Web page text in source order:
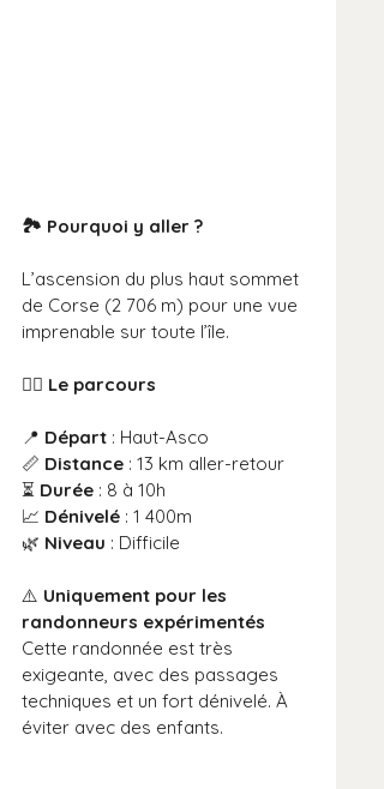
🏞️ Pourquoi y aller ?
L’ascension du plus haut sommet
de Corse (2 706 m) pour une vue
imprenable sur toute l’île.
🚶‍♂️ Le parcours
📍 Départ : Haut-Asco
📏 Distance : 13 km aller-retour
⏳ Durée : 8 à 10h
📈 Dénivelé : 1 400m
🌿 Niveau : Difficile
⚠️ Uniquement pour les
randonneurs expérimentés
Cette randonnée est très
exigeante, avec des passages
techniques et un fort dénivelé. À
éviter avec des enfants.